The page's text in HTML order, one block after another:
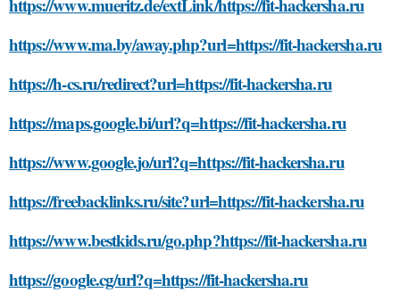
https://www.mueritz.de/extLink/https://fit-hackersha.ru
https://www.ma.by/away.php?url=https://fit-hackersha.ru
https://h-cs.ru/redirect?url=https://fit-hackersha.ru
https://maps.google.bi/url?q=https://fit-hackersha.ru
https://www.google.jo/url?q=https://fit-hackersha.ru
https://freebacklinks.ru/site?url=https://fit-hackersha.ru
https://www.bestkids.ru/go.php?https://fit-hackersha.ru
https://google.cg/url?q=https://fit-hackersha.ru